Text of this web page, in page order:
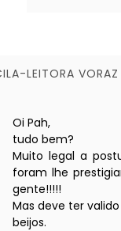
LEITORA VORAZ
Oi Pah,
tudo bem?
Muito legal a
foram lhe
gente!!!!!
Mas deve ter
beijos.